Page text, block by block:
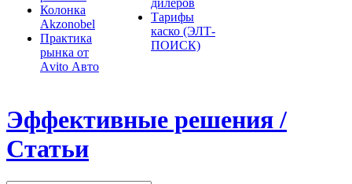
Колонка
Akzonobel
Практика
рынка от
Аvito Авто
дилеров
Тарифы
каско (ЭЛТ-
ПОИСК)
Эффективные решения /
Статьи